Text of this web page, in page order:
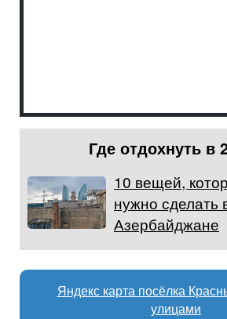
Где отдохнуть в
10 вещей,
нужно сделать
Азербайджане
Яндекс карта посёлка
улицами